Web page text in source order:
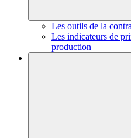
Les outils de la
Les indicateurs de
production